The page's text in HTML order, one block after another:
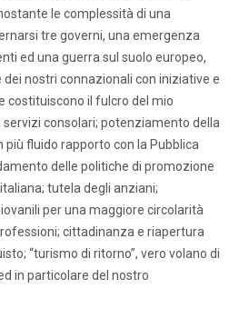
le complessità di una
tre governi, una emergenza
ed una guerra sul suolo europeo,
dei nostri connazionali con iniziative e
costituiscono il fulcro del mio
consolari; potenziamento della
più fluido rapporto con la Pubblica
delle politiche di promozione
tutela degli anziani;
per una maggiore circolarità
cittadinanza e riapertura
“turismo di ritorno”, vero volano di
in particolare del nostro